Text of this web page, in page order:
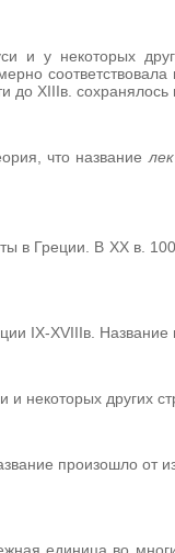
и у некоторых
до XIIIв.
что название
в Греции. В XX в.
IX-XVIIIв. Название
некоторых других
произошло от